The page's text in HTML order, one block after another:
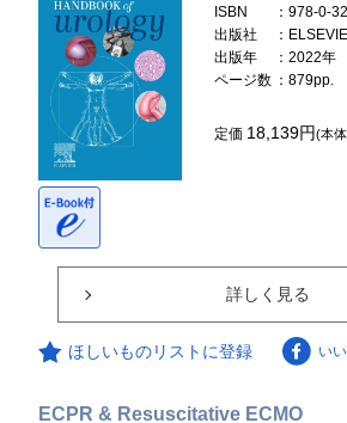
ISBN
：978-0-
出版社
：
出版年
：2022年
ページ数 ：879pp.
定価 18,139円(本
詳しく見る
ほしいものリストに登録 い
ECPR & Resuscitative ECMO